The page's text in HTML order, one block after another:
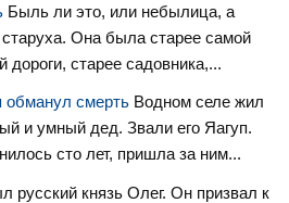
Быль ли это, или небылица, а
Она была старее самой
дороги, старее садовника,...
обманул смерть Водном селе жил
и умный дед. Звали его Яагуп.
сто лет, пришла за ним...
русский князь Олег. Он призвал к